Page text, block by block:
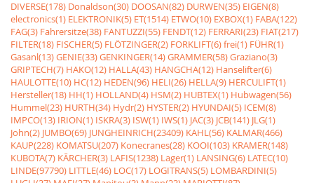
DIVERSE(178) Donaldson(30) DOOSAN(82) DURWEN(35) EIGEN(8)
electronics(1) ELEKTRONIK(5) ET(1514) ETWO(10) EXBOX(1) FABA(122)
FAG(3) Fahrersitze(38) FANTUZZI(55) FENDT(12) FERRARI(23) FIAT(217)
FILTER(18) FISCHER(5) FLÖTZINGER(2) FORKLIFT(6)frei(1) FÜHR(1)
Gasanl(13)GENIE(33)GENKINGER(14)GRAMMER(58)Graziano(3)
GRIPTECH(7) HAKO(12) HALLA(43) HANGCHA(12) Hanselifter(6)
HAULOTTE(10) HC(12) HEDEN(96) HELI(26) HELLA(9) HERCULIFT(1)
Hersteller(18) HH(1) HOLLAND(4) HSM(2) HUBTEX(1) Hubwagen(56)
Hummel(23) HURTH(34) Hydr(2) HYSTER(2) HYUNDAI(5) ICEM(8)
IMPCO(13) IRION(1) ISKRA(3) ISW(1) IWS(1) JAC(3) JCB(141) JLG(1)
John(2) JUMBO(69) JUNGHEINRICH(23409) KAHL(56) KALMAR(466)
KAUP(228) KOMATSU(207) Konecranes(28) KOOI(103) KRAMER(148)
KUBOTA(7) KÃRCHER(3) LAFIS(1238) Lager(1) LANSING(6) LATEC(10)
LINDE(97790) LITTLE(46) LOC(17) LOGITRANS(5) LOMBARDINI(5)